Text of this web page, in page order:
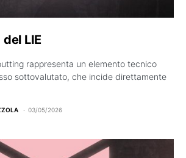
LIE
rappresenta un elemento tecnico
sottovalutato, che incide direttamente
03/05/2026